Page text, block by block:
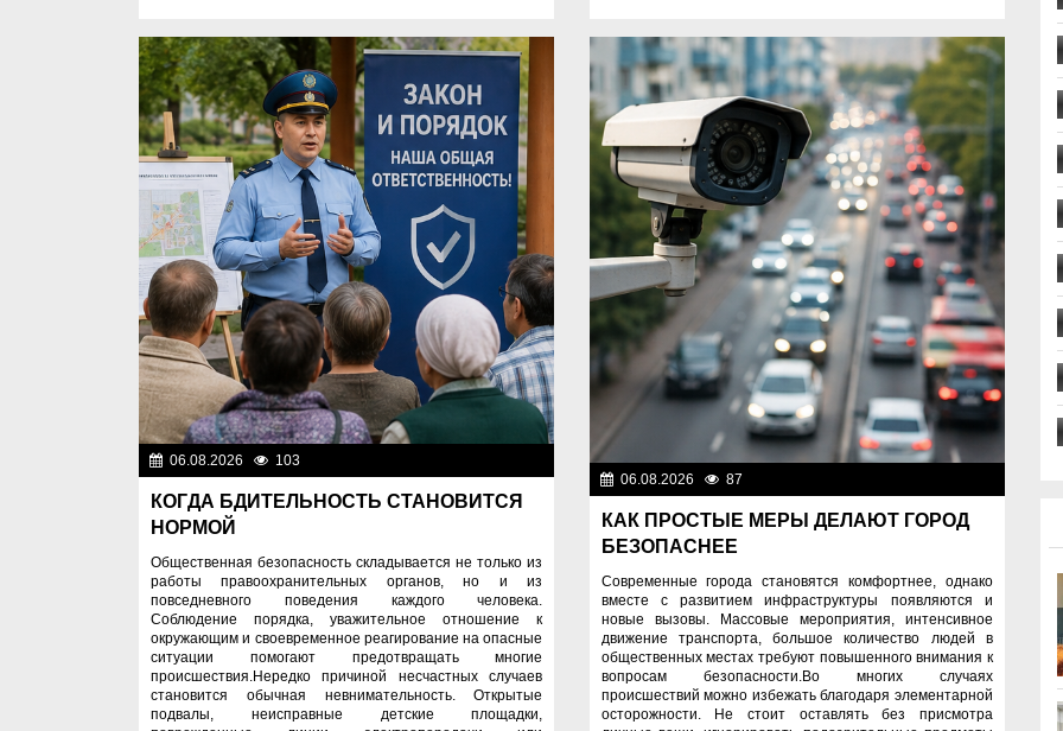
06.08.2026 103
КОГДА БДИТЕЛЬНОСТЬ СТАНОВИТСЯ
НОРМОЙ
Общественная безопасность складывается не только из
работы правоохранительных органов, но и из
повседневного поведения каждого человека.
Соблюдение порядка, уважительное отношение к
окружающим и своевременное реагирование на опасные
ситуации помогают предотвращать многие
происшествия.Нередко причиной несчастных случаев
становится обычная невнимательность. Открытые
подвалы, неисправные детские площадки,
06.08.2026 87
КАК ПРОСТЫЕ МЕРЫ ДЕЛАЮТ ГОРОД
БЕЗОПАСНЕЕ
Современные города становятся комфортнее, однако
вместе с развитием инфраструктуры появляются и
новые вызовы. Массовые мероприятия, интенсивное
движение транспорта, большое количество людей в
общественных местах требуют повышенного внимания к
вопросам безопасности.Во многих случаях
происшествий можно избежать благодаря элементарной
осторожности. Не стоит оставлять без присмотра